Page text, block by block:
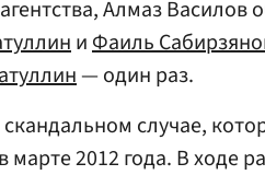
Алмаз Василов
иФаиль
— один раз.
скандальном случае,
марте 2012 года. В ходе